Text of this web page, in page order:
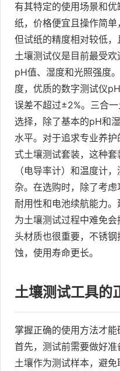
有其特定的使用场景和
纸，价格便宜且操作简单
但试纸的精度相对较低
土壤测试仪是目前最受
pH值、湿度和光照强度
度，优质的数字测试仪
误差不超过±2%。三合
选择，除了基本的pH和
水平。对于追求专业养
式土壤测试套装，这种
（电导率计）和温度计
杂。在选购时，除了考
耐用性和电池续航能力
为土壤测试过程中难免
头材质也很重要，不锈
蚀，使用寿命更长。
土壤测试工具的
掌握正确的使用方法才能
首先，测试前需要做好
土壤作为测试样本，避